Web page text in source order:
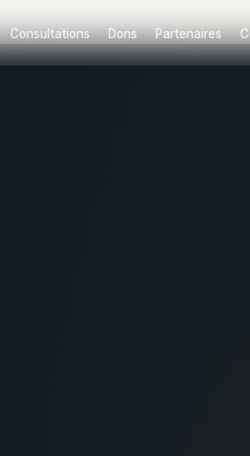
Consultations Dons Partenaires